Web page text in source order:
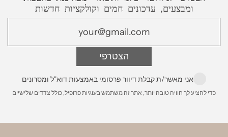
חריגים)
עד הבית מרגע שההזמנה מוכנה. עלות 200 ש״ח
לינק לפירוט מלא:משלוחים
הניחי את הטבעת על גבי סרגל, כאשר מרכז הטבעת
במילימטרים. שימי לב, חשוב למדוד את הקוטר
הפנימי. את הקוטר שמדדת תוכלי להמיר למידה
ומבצעים, עדכונים חמים וקולקציות חדשות
הצטרפי
אני מאשר/ת קבלת דיוור פרסומי באמצעות דוא"ל ומסרונים
כדי להציע לך חוויה טובה יותר, אתר זה משתמש בעוגיות פרופיל, כולל צדדים שלישיים